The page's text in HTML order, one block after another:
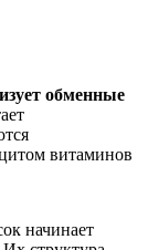
обменные
витаминов
начинает